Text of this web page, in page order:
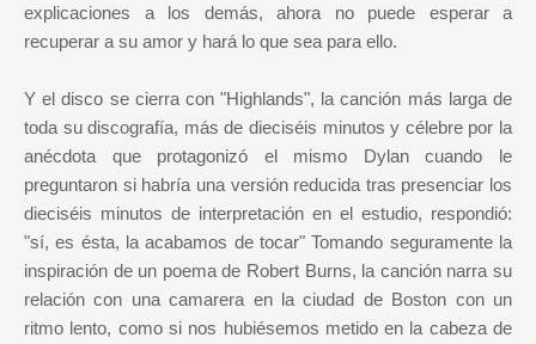
explicaciones a los demás, ahora no puede esperar a
recuperar a su amor y hará lo que sea para ello.
Y el disco se cierra con "Highlands", la canción más larga de
toda su discografía, más de dieciséis minutos y célebre por la
anécdota que protagonizó el mismo Dylan cuando le
preguntaron si habría una versión reducida tras presenciar los
dieciséis minutos de interpretación en el estudio, respondió:
"sí, es ésta, la acabamos de tocar" Tomando seguramente la
inspiración de un poema de Robert Burns, la canción narra su
relación con una camarera en la ciudad de Boston con un
ritmo lento, como si nos hubiésemos metido en la cabeza de